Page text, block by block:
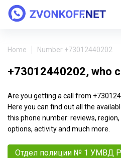
Home Number +73012440202
+73012440202, who
Are you getting a call from
Here you can find out all the
this phone number: reviews,
options, activity and much more.
Отдел полиции № 1 УМВД